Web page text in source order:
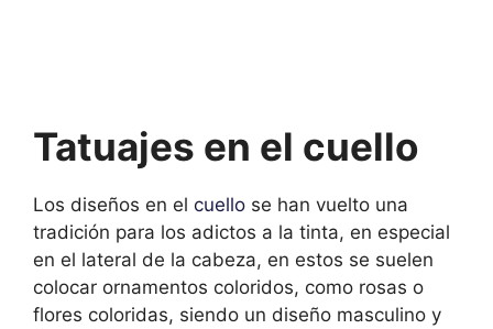
Tatuajes en el cuello
Los diseños en el cuello se han vuelto una
tradición para los adictos a la tinta, en especial
en el lateral de la cabeza, en estos se suelen
colocar ornamentos coloridos, como rosas o
flores coloridas, siendo un diseño masculino y